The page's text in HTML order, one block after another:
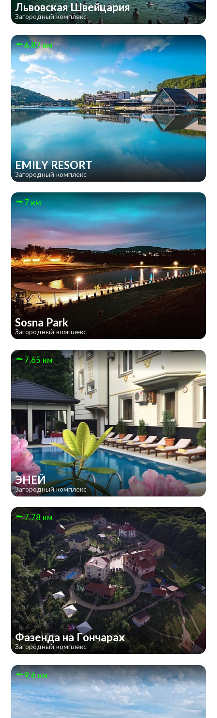
Львовская Швейцария
Загородный комплекс
6.87 км
EMILY RESORT
Загородный комплекс
7 км
Sosna Park
Загородный комплекс
7.65 км
ЭНЕЙ
Загородный комплекс
7.78 км
Фазенда на Гончарах
Загородный комплекс
9.6 км